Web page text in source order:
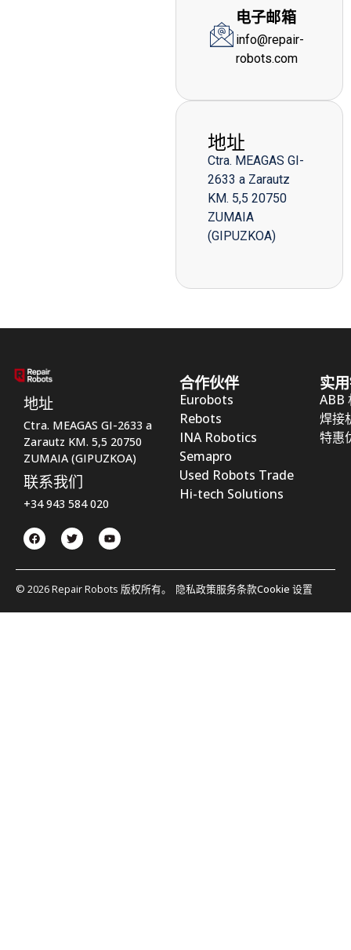
电子邮箱
info@repair-
robots.com
地址
Ctra. MEAGAS GI-
2633 a Zarautz
KM. 5,5 20750
ZUMAIA
(GIPUZKOA)
地址
Ctra. MEAGAS GI-2633 a
Zarautz KM. 5,5 20750
ZUMAIA (GIPUZKOA)
联系我们
+34 943 584 020
合作伙伴
Eurobots
Rebots
INA Robotics
Semapro
Used Robots Trade
Hi-tech Solutions
实
ABB
焊接
特惠
© 2026 Repair Robots 版权所有。 隐私政策服务条款Cookie 设置